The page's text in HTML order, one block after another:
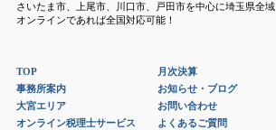
さいたま市、上尾市、川口市、戸田市を中心に埼玉県全域
オンラインであれば全国対応可能！
TOP
事務所案内
大宮エリア
オンライン税理士サービス
月次決算
お知らせ・ブログ
お問い合わせ
よくあるご質問